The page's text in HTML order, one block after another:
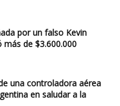
por un falso Kevin
de $3.600.000
una controladora aérea
en saludar a la